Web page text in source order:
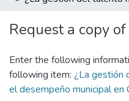
Request a copy
Enter the following
following item: ¿La gestión
el desempeño municipal en